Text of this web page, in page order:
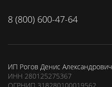
8 (800) 600-47-64
ИП Рогов Денис Александрович
ИНН 280125275367